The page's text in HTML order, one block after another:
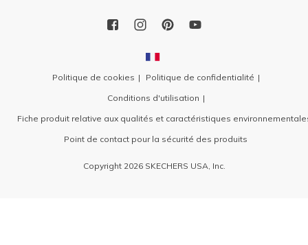
Politique de cookies
Politique de confidentialité
Conditions d'utilisation
Fiche produit relative aux qualités et caractéristiques
Point de contact pour la sécurité des produits
Copyright 2026 SKECHERS USA, Inc.